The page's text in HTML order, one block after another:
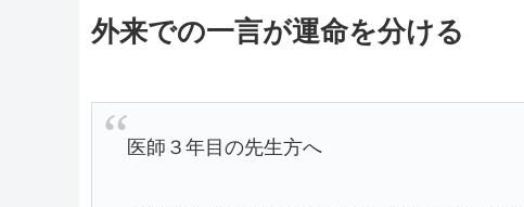
外来での一言が運命を分ける
医師３年目の先生方へ